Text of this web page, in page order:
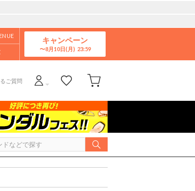
キャンペーン
8月10日(月)
ご質問